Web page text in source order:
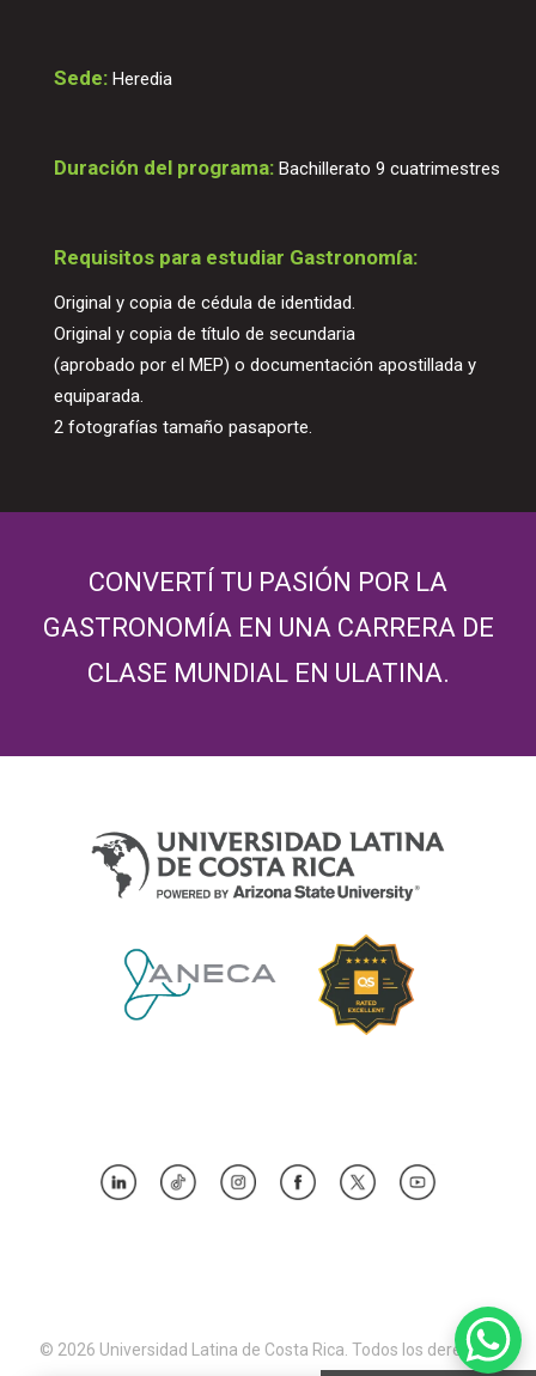
Sede: Heredia
Duración del programa: Bachillerato 9 cuatrimestres
Requisitos para estudiar Gastronomía:
Original y copia de cédula de identidad.
Original y copia de título de secundaria
(aprobado por el MEP) o documentación apostillada y
equiparada.
2 fotografías tamaño pasaporte.
CONVERTÍ TU PASIÓN POR LA
GASTRONOMÍA EN UNA CARRERA DE
CLASE MUNDIAL EN ULATINA.
© 2026 Universidad Latina de Costa Rica. Todos los derechos